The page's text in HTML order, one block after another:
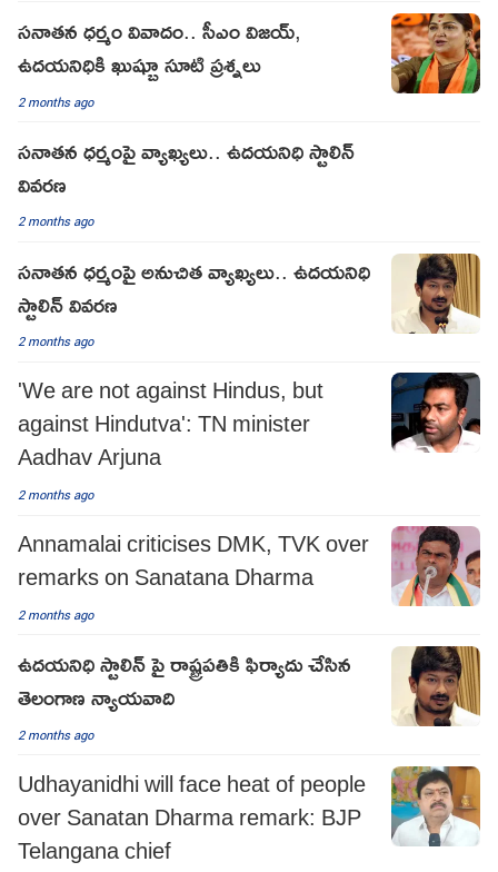
సనాతన ధర్మం వివాదం.. సీఎం విజయ్‌,
ఉదయనిధికి ఖుష్బూ సూటి ప్రశ్నలు
2 months ago
సనాతన ధర్మంపై వ్యాఖ్యలు.. ఉదయనిధి స్టాలిన్
వివరణ
2 months ago
సనాతన ధర్మంపై అనుచిత వ్యాఖ్యలు.. ఉదయనిధి
స్టాలిన్ వివరణ
2 months ago
'We are not against Hindus, but
against Hindutva': TN minister
Aadhav Arjuna
2 months ago
Annamalai criticises DMK, TVK over
remarks on Sanatana Dharma
2 months ago
ఉదయనిధి స్టాలిన్ పై రాష్ట్రపతికి ఫిర్యాదు చేసిన
తెలంగాణ న్యాయవాది
2 months ago
Udhayanidhi will face heat of people
over Sanatan Dharma remark: BJP
Telangana chief